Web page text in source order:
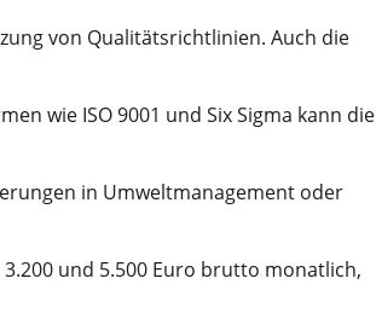
von Qualitätsrichtlinien. Auch die
wie ISO 9001 und Six Sigma kann die
in Umweltmanagement oder
und 5.500 Euro brutto monatlich,